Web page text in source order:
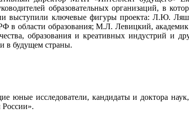
образовательных организаций, в
ключевые фигуры проекта: Л.Ю.
в области образования; М.Л. Левицкий,
образования и креативных индустрий и
в будущем страны.
юные исследователи, кандидаты и доктора
России».